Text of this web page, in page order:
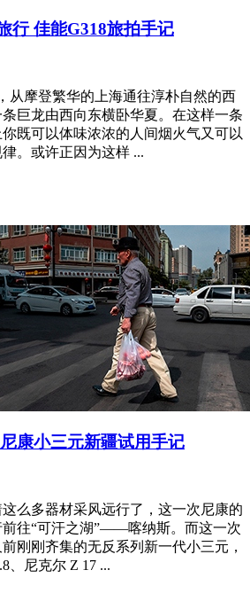
行 佳能G318旅拍手记
从摩登繁华的上海通往淳朴自然的西
巨龙由西向东横卧华夏。在这样一条
既可以体味浓浓的人间烟火气又可以
。或许正因为这样 ...
康小三元新疆试用手记
么多器材采风远行了，这一次尼康的
前往“可汗之湖”——喀纳斯。而这一次
刚刚齐集的无反系列新一代小三元，
、尼克尔 Z 17 ...